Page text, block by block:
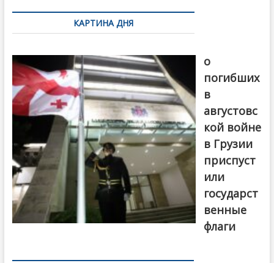
по
записямКАРТИНА ДНЯ
о
погибших
в
августовс
кой войне
в Грузии
приспуст
или
государст
венные
флаги